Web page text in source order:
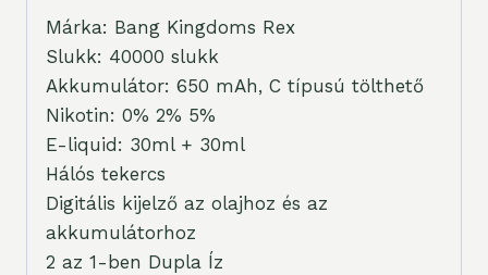
Márka: Bang Kingdoms Rex
Slukk: 40000 slukk
Akkumulátor: 650 mAh, C típusú tölthető
Nikotin: 0% 2% 5%
E-liquid: 30ml + 30ml
Hálós tekercs
Digitális kijelző az olajhoz és az
akkumulátorhoz
2 az 1-ben Dupla Íz